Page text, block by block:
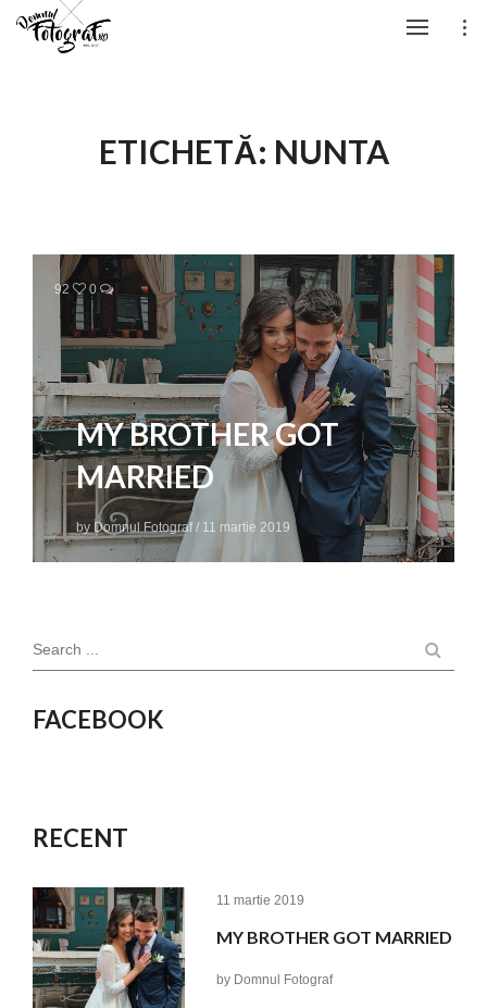
ETICHETĂ: NUNTA
92 0
MY BROTHER GOT
MARRIED
by Domnul Fotograf/ 11 martie 2019
Search ...
FACEBOOK
RECENT
11 martie 2019
MY BROTHER GOT MARRIED
by Domnul Fotograf